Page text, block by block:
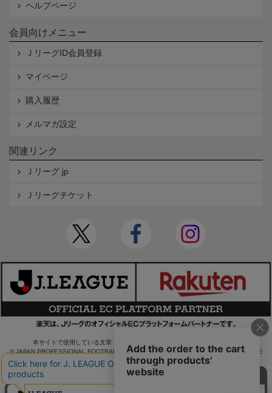
ヘルプページ
会員向けメニュー
ＪリーグID会員登録
マイページ
購入履歴
メルマガ設定
関連リンク
Ｊリーグ.jp
Ｊリーグチケット
本サイトで使用している文章・画像等の無断での複製・転載を禁止します。
© JAPAN PROFESSIONAL FOOTBALL LEAGUE Rakuten Group, Inc. ALL RIGHTS RE
SERVED.